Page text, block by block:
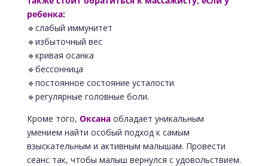
ребенка:
🔹слабый иммунитет
🔹избыточный вес
🔹кривая осанка
🔹бессонница
🔹постоянное состояние усталости
🔹регулярные головные боли.
Кроме того, Оксанаобладает уникальным
умением найти особый подход к самым
взыскательным и активным малышам. Провести
сеанс так, чтобы малыш вернулся с удовольствием.